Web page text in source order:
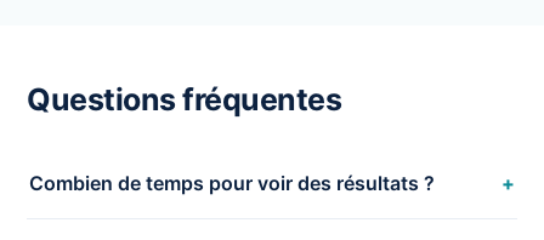
Questions fréquentes
Combien de temps pour voir des résultats ?